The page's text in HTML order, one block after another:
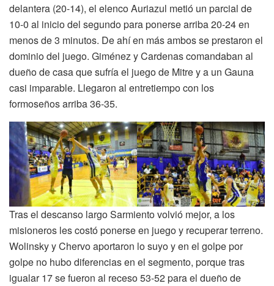
delantera (20-14), el elenco Auriazul metió un parcial de
10-0 al inicio del segundo para ponerse arriba 20-24 en
menos de 3 minutos. De ahí en más ambos se prestaron el
dominio del juego. Giménez y Cardenas comandaban al
dueño de casa que sufría el juego de Mitre y a un Gauna
casi imparable. Llegaron al entretiempo con los
formoseños arriba 36-35.
Tras el descanso largo Sarmiento volvió mejor, a los
misioneros les costó ponerse en juego y recuperar terreno.
Wolinsky y Chervo aportaron lo suyo y en el golpe por
golpe no hubo diferencias en el segmento, porque tras
igualar 17 se fueron al receso 53-52 para el dueño de